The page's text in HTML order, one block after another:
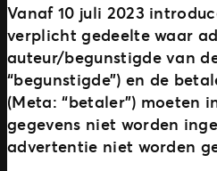
Vanaf 10 juli 2023
verplicht gedeelte waar
auteur/begunstigde van
“begunstigde”) en de
(Meta: “betaler”) moeten
gegevens niet worden
advertentie niet worden